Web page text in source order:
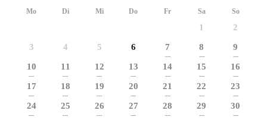
Mo Di Mi Do Fr Sa So
1 2
3 4 5 6 7
---
8
---
9
---
10
---
11
---
12
---
13
---
14
---
15
---
16
---
17
---
18
---
19
---
20
---
21
---
22
---
23
---
24
---
25
---
26
---
27
---
28
---
29
---
30
---